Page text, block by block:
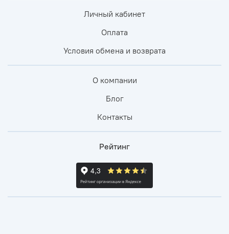
Личный кабинет
Оплата
Условия обмена и возврата
О компании
Блог
Контакты
Рейтинг